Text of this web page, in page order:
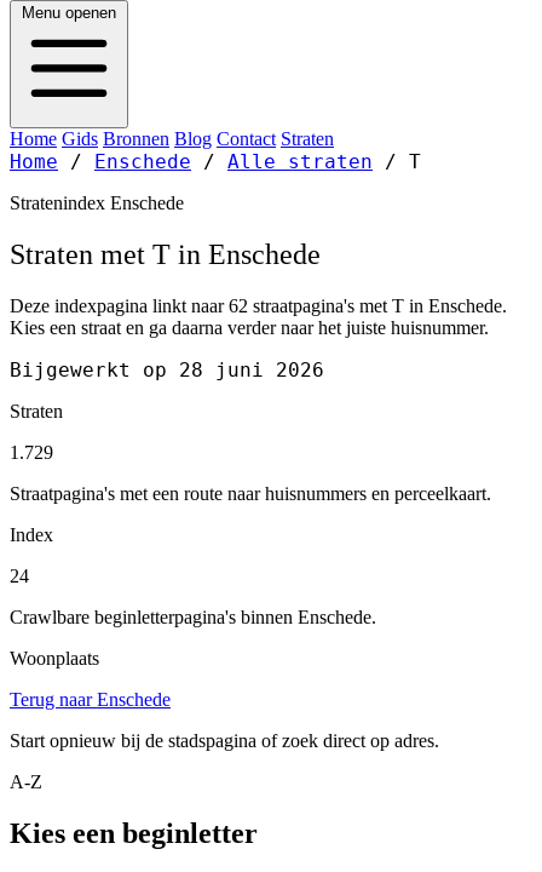
Menu openen
Home Gids Bronnen Blog Contact Straten
Home / Enschede / Alle straten / T
Stratenindex Enschede
Straten met T in Enschede
Deze indexpagina linkt naar 62 straatpagina's met T in Enschede.
Kies een straat en ga daarna verder naar het juiste huisnummer.
Bijgewerkt op 28 juni 2026
Straten
1.729
Straatpagina's met een route naar huisnummers en perceelkaart.
Index
24
Crawlbare beginletterpagina's binnen Enschede.
Woonplaats
Terug naar Enschede
Start opnieuw bij de stadspagina of zoek direct op adres.
A-Z
Kies een beginletter